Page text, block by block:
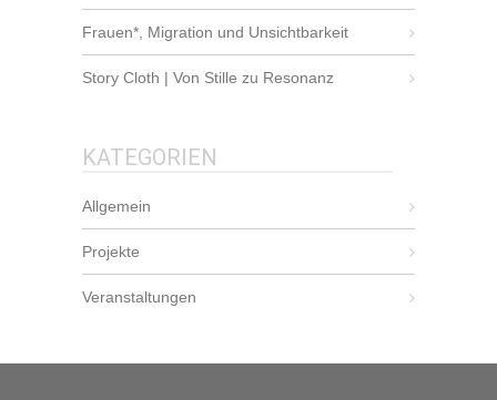
Frauen*, Migration und Unsichtbarkeit
Story Cloth | Von Stille zu Resonanz
KATEGORIEN
Allgemein
Projekte
Veranstaltungen